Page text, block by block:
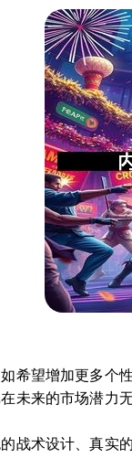
希望增加更多个
未来的市场潜力无
战术设计、真实